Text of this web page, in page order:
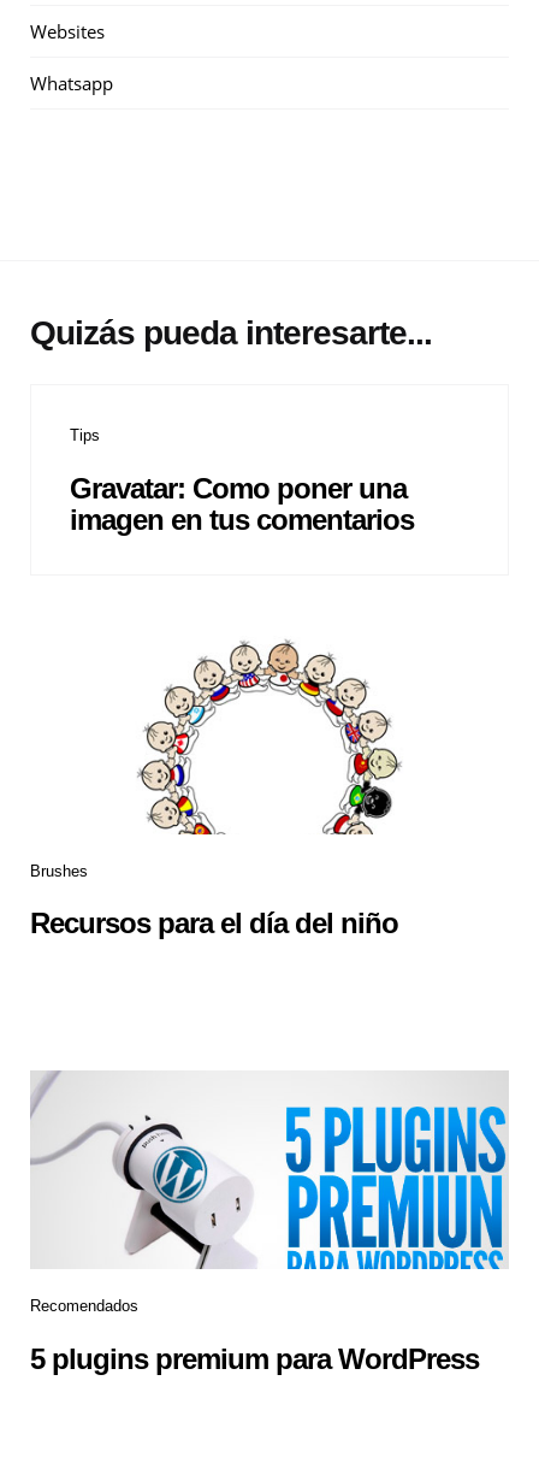
Websites
Whatsapp
Quizás pueda interesarte...
Tips
Gravatar: Como poner una
imagen en tus comentarios
Brushes
Recursos para el día del niño
Recomendados
5 plugins premium para WordPress